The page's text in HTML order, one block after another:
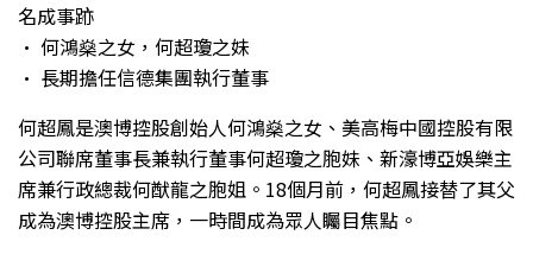
名成事跡
• 何鴻燊之女，何超瓊之妹
• 長期擔任信德集團執行董事
何超鳳是澳博控股創始人何鴻燊之女、美高梅中國控股有限
公司聯席董事長兼執行董事何超瓊之胞妹、新濠博亞娛樂主
席兼行政總裁何猷龍之胞姐。18個月前，何超鳳接替了其父
成為澳博控股主席，一時間成為眾人矚目焦點。